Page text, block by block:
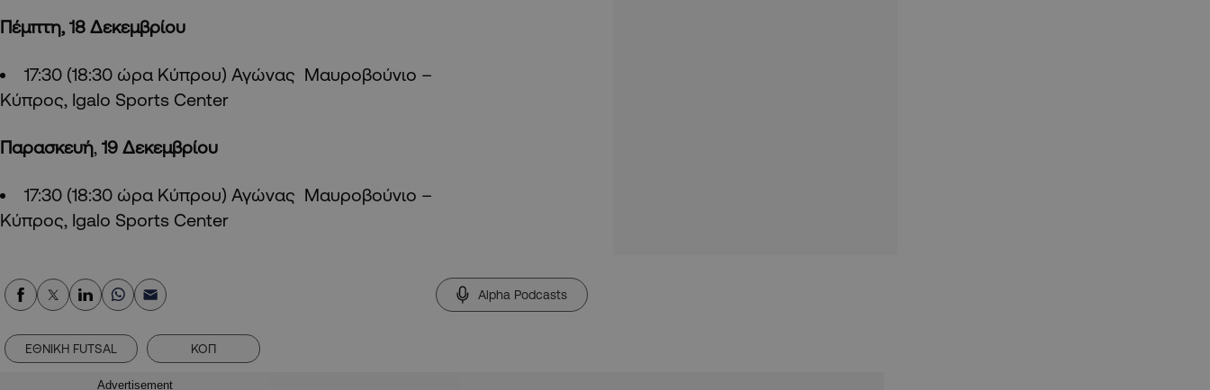
Πέμπτη, 18 Δεκεμβρίου
17:30 (18:30 ώρα Κύπρου) Αγώνας Μαυροβούνιο –
Κύπρος, Igalo Sports Center
Παρασκευή, 19 Δεκεμβρίου
17:30 (18:30 ώρα Κύπρου) Αγώνας Μαυροβούνιο –
Κύπρος, Igalo Sports Center
Alpha Podcasts
ΕΘΝΙΚΗ FUTSAL ΚΟΠ
Advertisement